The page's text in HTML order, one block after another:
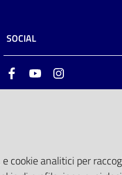
SOCIAL
FacebookYoutube
cookie analitici per